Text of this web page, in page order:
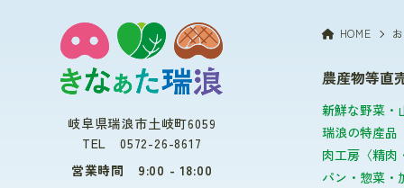
岐阜県瑞浪市土岐町6059
TEL 0572-26-8617
営業時間 9:00 - 18:00
HOME
農産物等直
新鮮な野菜・
瑞浪の特産品
肉工房〈精肉
パン・惣菜・